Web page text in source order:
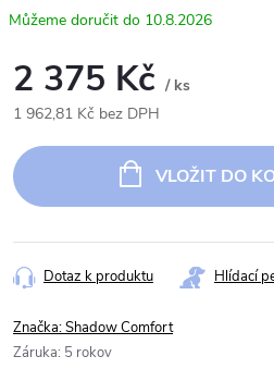
10.8.2026
2 375 Kč / ks
1 962,81 Kč bez DPH
cena:
VLOŽIT DO
Dotaz k produktu Hlídací
Značka:Shadow Comfort
Záruka: 5 rokov